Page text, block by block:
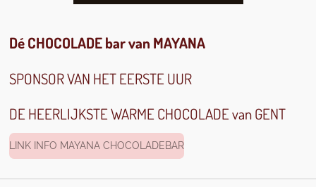
Dé CHOCOLADE bar van MAYANA
SPONSOR VAN HET EERSTE UUR
DE HEERLIJKSTE WARME CHOCOLADE van GENT
LINK INFO MAYANA CHOCOLADEBAR